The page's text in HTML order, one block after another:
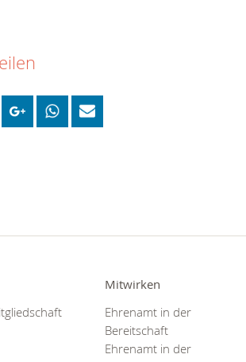
Mitwirken
Ehrenamt in der
Bereitschaft
Ehrenamt in der